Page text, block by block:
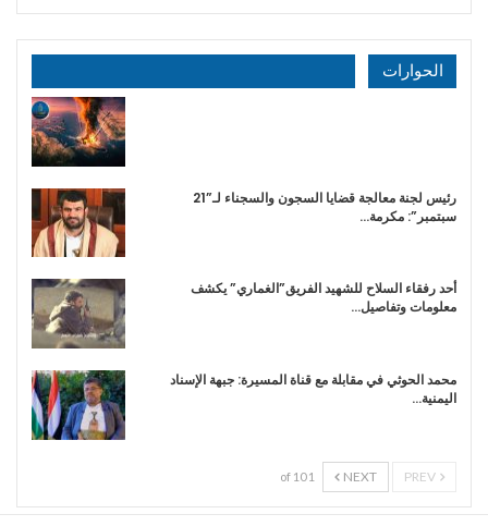
الحوارات
رئيس لجنة معالجة قضايا السجون والسجناء لـ”21
سبتمبر”: مكرمة…
أحد رفقاء السلاح للشهيد الفريق”الغماري” يكشف
معلومات وتفاصيل…
محمد الحوثي في مقابلة مع قناة المسيرة: جبهة الإسناد
اليمنية…
NEXT
1 of 10